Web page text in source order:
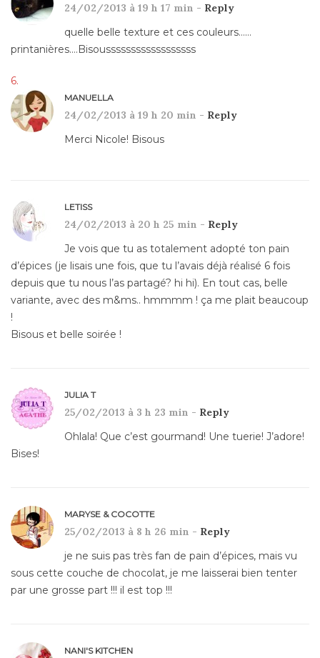
24/02/2013 à 19 h 17 min - Reply
quelle belle texture et ces couleurs……
printanières….Bisoussssssssssssssssss
MANUELLA
24/02/2013 à 19 h 20 min - Reply
Merci Nicole! Bisous
LETISS
24/02/2013 à 20 h 25 min - Reply
Je vois que tu as totalement adopté ton pain
d’épices (je lisais une fois, que tu l’avais déjà réalisé 6 fois
depuis que tu nous l’as partagé? hi hi). En tout cas, belle
variante, avec des m&ms.. hmmmm ! ça me plait beaucoup
!
Bisous et belle soirée !
JULIA T
25/02/2013 à 3 h 23 min - Reply
Ohlala! Que c’est gourmand! Une tuerie! J’adore!
Bises!
MARYSE & COCOTTE
25/02/2013 à 8 h 26 min - Reply
je ne suis pas très fan de pain d’épices, mais vu
sous cette couche de chocolat, je me laisserai bien tenter
par une grosse part !!! il est top !!!
NANI'S KITCHEN